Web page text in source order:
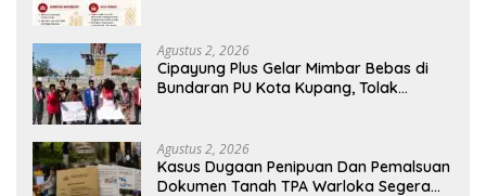
Agustus 2, 2026
Cipayung Plus Gelar Mimbar Bebas di
Bundaran PU Kota Kupang, Tolak
Agustus 2, 2026
Kasus Dugaan Penipuan Dan Pemalsuan
Dokumen Tanah TPA Warloka Segera